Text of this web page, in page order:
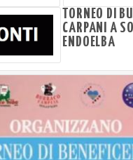
TORNEO DI
CARPANI A
ENDOELBA